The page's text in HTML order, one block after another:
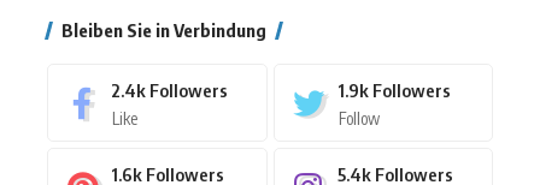
Bleiben Sie in Verbindung
2.4k Followers
Like
1.9k Followers
Follow
1.6k Followers 5.4k Followers